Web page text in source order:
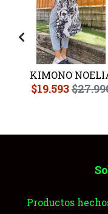
KIMONO
$19.593
Productos